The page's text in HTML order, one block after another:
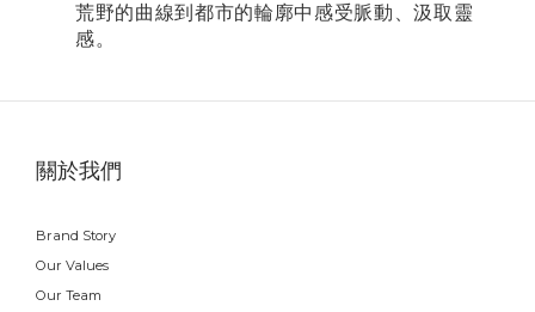
荒野的曲線到都市的輪廓中感受脈動、汲取靈
感。
關於我們
Brand Story
Our Values
Our Team